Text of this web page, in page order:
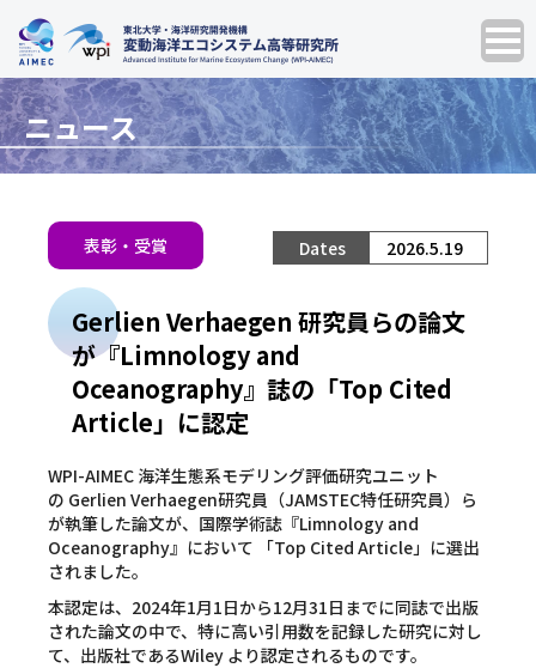
ニュース
表彰・受賞 2026.5.19
Gerlien Verhaegen 研究員らの論文
が『Limnology and
Oceanography』誌の「Top Cited
Article」に認定
WPI-AIMEC 海洋生態系モデリング評価研究ユニット
の Gerlien Verhaegen研究員（JAMSTEC特任研究員）ら
が執筆した論文が、国際学術誌『Limnology and
Oceanography』において 「Top Cited Article」に選出
されました。
本認定は、2024年1月1日から12月31日までに同誌で出版
された論文の中で、特に高い引用数を記録した研究に対し
て、出版社であるWiley より認定されるものです。